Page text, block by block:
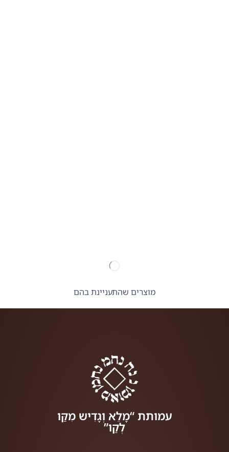
מוצרים שהתעניינת בהם
עמותת “מָלֵא וְגָדִיש מִקַּו
לְקַו”